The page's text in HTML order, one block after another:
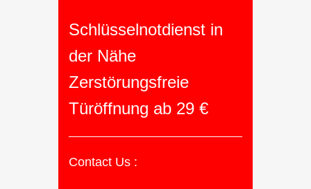
Schlüsselnotdienst in
der Nähe
Zerstörungsfreie
Türöffnung ab 29 €
Contact Us :